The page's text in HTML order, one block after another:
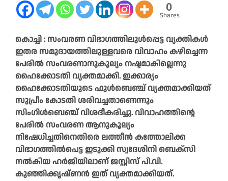
0
Shares
കൊച്ചി : സംവരണ വിഭാഗത്തിലുൾപ്പെട്ട വ്യക്തികൾ
ഇതര സമുദായത്തിലുള്ളവരെ വിവാഹം കഴിച്ചെന്ന
പേരിൽ സംവരണാനുകൂല്യം നഷ്ടമാകില്ലെന്നു
ഹൈക്കോടതി വ്യക്തമാക്കി. ഇക്കാര്യം
ഹൈക്കോടതിയുടെ ഫുൾബെഞ്ച് വ്യക്തമാക്കിയത്
സുപ്രീം കോടതി ശരിവച്ചതാണെന്നും
സിംഗിൾബെഞ്ച് വിശദീകരിച്ചു. വിവാഹത്തിന്റെ
പേരിൽ സംവരണ ആനുകൂല്യം
നിഷേധിച്ചതിനെതിരെ ലത്തീൻ കത്തോലിക്ക
വിഭാഗത്തിൽപെട്ട ഇടുക്കി സ്വദേശിനി ബെക‌്‌സി
നൽകിയ ഹർജിയിലാണ് ജസ്റ്റിസ് പി.വി.
കുഞ്ഞിക്കൃഷ്‌ണൻ ഇത് വ്യക്തമാക്കിയത്.